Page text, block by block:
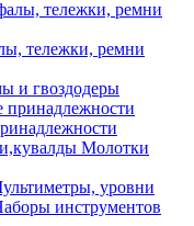
тележки, ремни
и гвоздодеры
Молотки
уровни
инструментов